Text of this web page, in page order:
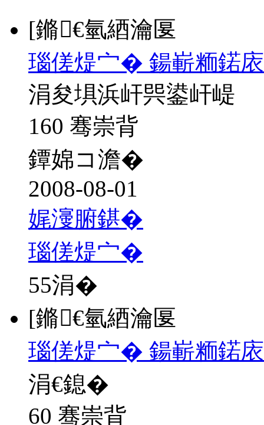
[鏅€氫綇瀹匽
瑙傞煶宀� 鍚嶄粫鍩
涓夋埧浜屽巺鍙屽崼
160 骞崇背
鐔婂コ澹�
2008-08-01
娓濅腑鍖�
瑙傞煶宀�
55涓�
[鏅€氫綇瀹匽
瑙傞煶宀� 鍚嶄粫鍩
涓€鎴�
60 骞崇背